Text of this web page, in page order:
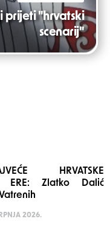
prijeti "hrvatski
scenarij"
HRVATSKE
ERE: Zlatko Dalić
2026.